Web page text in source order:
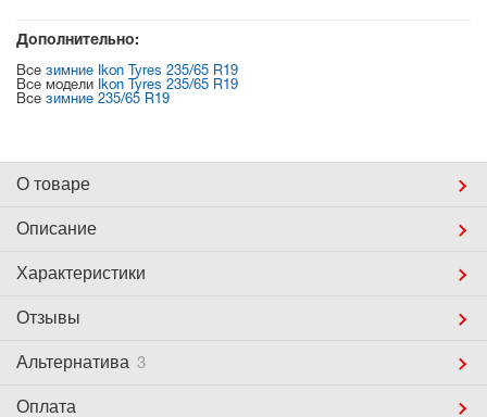
Дополнительно:
Все зимние Ikon Tyres 235/65 R19
Все модели
Ikon Tyres 235/65 R19
Все зимние 235/65 R19
О товаре
Описание
Характеристики
Отзывы
Альтернатива 3
Оплата